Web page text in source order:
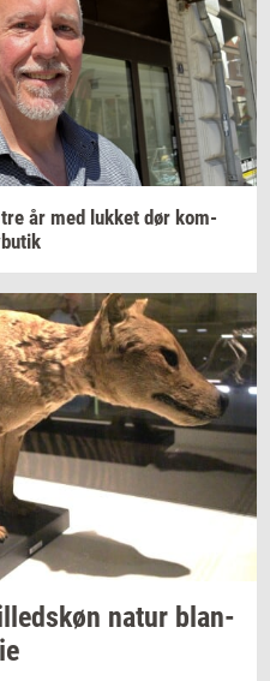
år med luk­ket dør kom­
natur blan­